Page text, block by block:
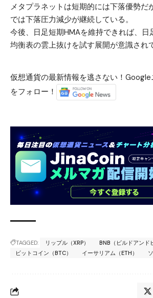
メタプラネットは短期的には下落優勢だ
では下落圧力減少が継続している。
今後、日足短期HMAを維持できれば、日
均衡表の雲上抜けを試す展開が意識され
仮想通貨の最新情報を逃さない！
をフォロー！
TAGGED: リップル（XRP）
BNB（ビルドアンド
ビットコイン（BTC）
イーサリアム（ETH）